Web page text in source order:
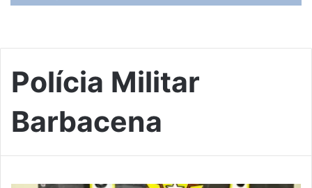
Polícia Militar
Barbacena